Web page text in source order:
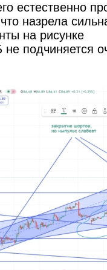
естественно
назрела
на рисунке
не подчиняется